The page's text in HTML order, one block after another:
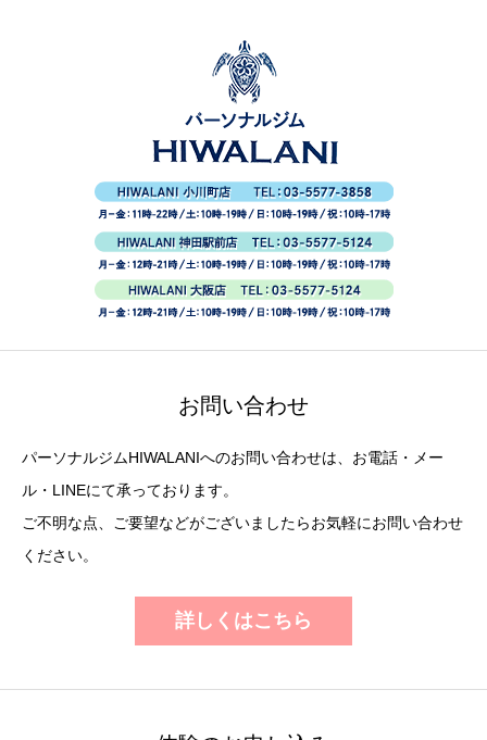
お問い合わせ
パーソナルジムHIWALANIへのお問い合わせは、お電話・メー
ル・LINEにて承っております。
ご不明な点、ご要望などがございましたらお気軽にお問い合わせ
ください。
詳しくはこちら